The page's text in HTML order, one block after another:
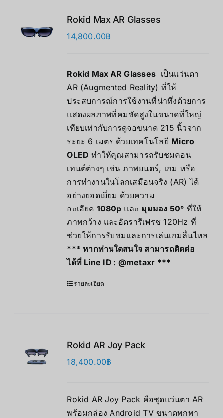
Rokid Max AR Glasses
14,800.00฿
Rokid Max AR Glasses เป็นแว่นตา
AR (Augmented Reality) ที่ให้
ประสบการณ์การใช้งานที่น่าทึ่งด้วยการ
แสดงผลภาพที่คมชัดสูงในขนาดที่ใหญ่
เทียบเท่ากับการดูจอขนาด 215 นิ้วจาก
ระยะ 6 เมตร ด้วยเทคโนโลยี Micro
OLED ทำให้คุณสามารถรับชมคอน
เทนต์ต่างๆ เช่น ภาพยนตร์, เกม หรือ
การทำงานในโลกเสมือนจริง (AR) ได้
อย่างยอดเยี่ยม ด้วยความ
ละเอียด 1080p และ มุมมอง 50° ที่ให้
ภาพกว้าง และอัตรารีเฟรช 120Hz ที่
ช่วยให้การรับชมและการเล่นเกมลื่นไหล
*** หากท่านใดสนใจ สามารถติดต่อ
ได้ที่ Line ID : @metaxr ***
รายละเอียด
Rokid AR Joy Pack
18,400.00฿
Rokid AR Joy Pack คือชุดแว่นตา AR
พร้อมกล่อง Android TV ขนาดพกพา